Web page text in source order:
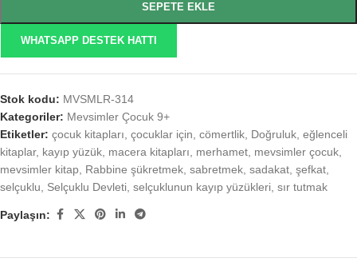
SEPETE EKLE
WHATSAPP DESTEK HATTI
Stok kodu: MVSMLR-314
Kategoriler: Mevsimler Çocuk 9+
Etiketler: çocuk kitapları, çocuklar için, cömertlik, Doğruluk, eğlenceli
kitaplar, kayıp yüzük, macera kitapları, merhamet, mevsimler çocuk,
mevsimler kitap, Rabbine şükretmek, sabretmek, sadakat, şefkat,
selçuklu, Selçuklu Devleti, selçuklunun kayıp yüzükleri, sır tutmak
Paylaşın: